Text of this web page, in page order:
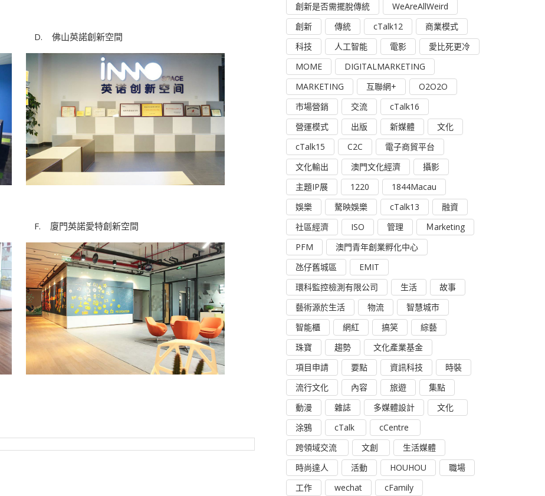
山英諾創新空間
英諾愛特創新空間
創新是否需擺脫傳統
WeAreAllWeird
創新
傳統 cTalk12
商業模式
科技
人工智能 電影
愛比死更冷
MOME
DIGITALMARKETING
MARKETING
互聯網+
O2O2O
市場營銷
交流
cTalk16
營運模式
出版 新媒體
文化
cTalk15
C2C
電子商貿平台
文化輸出
澳門文化經濟
攝影
主題IP展
1220
1844Macau
娛樂
驁映娛樂 cTalk13
融資
社區經濟
ISO 管理
Ｍarketing
PFM
澳門青年創業孵化中心
氹仔舊城區
EMIT
環科監控檢測有限公司
生活
故事
藝術源於生活
物流
智慧城市
智能櫃
網紅 搞笑
綜藝
珠寶
趨勢
文化產業基金
項目申請
要點 資訊科技
時裝
流行文化
內容 旅遊
集點
動漫
雜誌 多媒體設計
文化
涂鴉
cTalk
cCentre
跨領域交流
文創
生活媒體
時尚達人
活動 HOUHOU
職場
工作
wechat
cFamily